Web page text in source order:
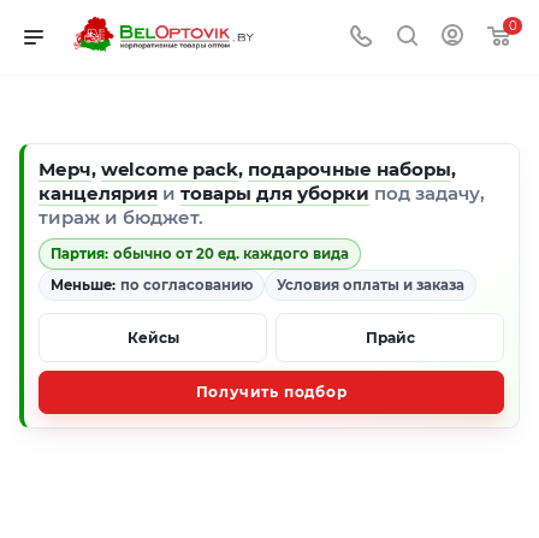
0
Мерч, welcome pack, подарочные наборы,
канцелярия и товары для уборки под задачу,
тираж и бюджет.
Партия: обычно от 20 ед. каждого вида
Меньше: по согласованию Условия оплаты и заказа
Кейсы Прайс
Получить подбор